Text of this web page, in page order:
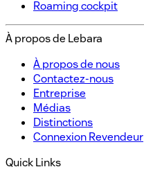
Roaming cockpit
À propos de Lebara​
À propos de nous​
Contactez-nous​
Entreprise
Médias
Distinctions​
Connexion Revendeur​
Quick Links